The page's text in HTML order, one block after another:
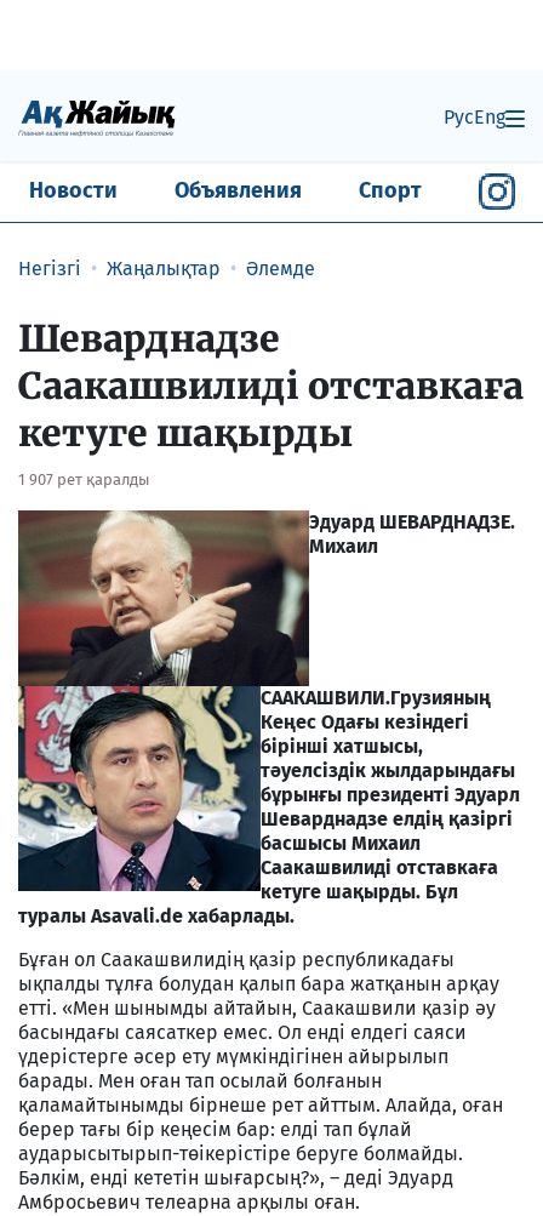
РусEng
Новости Объявления Спорт
Негізгі Жаңалықтар Әлемде
Шеварднадзе
Саакашвилиді отставкаға
кетуге шақырды
1 907 рет қаралды
Эдуард ШЕВАРДНАДЗЕ.
Михаил
СААКАШВИЛИ.Грузияның
Кеңес Одағы кезіндегі
бірінші хатшысы,
тәуелсіздік жылдарындағы
бұрынғы президенті Эдуарл
Шеварднадзе елдің қазіргі
басшысы Михаил
Саакашвилиді отставкаға
кетуге шақырды. Бұл
туралы Asavali.de хабарлады.
Бұған ол Саакашвилидің қазір республикадағы
ықпалды тұлға болудан қалып бара жатқанын арқау
етті. «Мен шынымды айтайын, Саакашвили қазір әу
басындағы саясаткер емес. Ол енді елдегі саяси
үдерістерге әсер ету мүмкіндігінен айырылып
барады. Мен оған тап осылай болғанын
қаламайтынымды бірнеше рет айттым. Алайда, оған
берер тағы бір кеңесім бар: елді тап бұлай
аударысытырып-төікерістіре беруге болмайды.
Бәлкім, енді кететін шығарсың?», – деді Эдуард
Амбросьевич телеарна арқылы оған.